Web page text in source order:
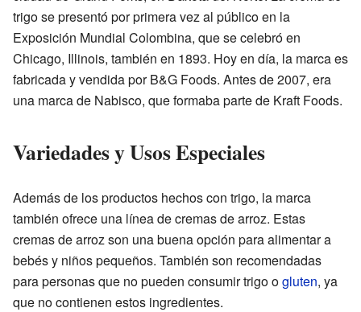
trigo se presentó por primera vez al público en la
Exposición Mundial Colombina, que se celebró en
Chicago, Illinois, también en 1893. Hoy en día, la marca es
fabricada y vendida por B&G Foods. Antes de 2007, era
una marca de Nabisco, que formaba parte de Kraft Foods.
Variedades y Usos Especiales
Además de los productos hechos con trigo, la marca
también ofrece una línea de cremas de arroz. Estas
cremas de arroz son una buena opción para alimentar a
bebés y niños pequeños. También son recomendadas
para personas que no pueden consumir trigo ogluten, ya
que no contienen estos ingredientes.